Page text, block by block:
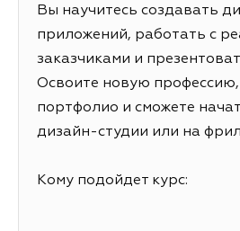
Вы научитесь создавать
приложений, работать с
заказчиками и
Освоите новую профессию,
портфолио и сможете
дизайн-студии или на
Кому подойдет курс: